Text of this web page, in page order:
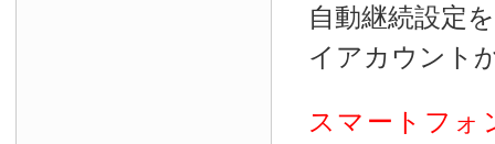
自動継続設定
イアカウント
スマートフォ